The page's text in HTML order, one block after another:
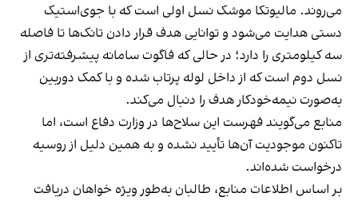
می‌روند. مالیوتکا موشک نسل اولی است که با جوی‌استیک
دستی هدایت می‌شود و توانایی هدف قرار دادن تانک‌ها تا فاصله
سه کیلومتری را دارد؛ در حالی که فاگوت سامانه پیشرفته‌تری از
نسل دوم است که از داخل لوله پرتاب شده و با کمک دوربین
به‌صورت نیمه‌خودکار هدف را دنبال می‌کند.
منابع می‌گویند فهرست این سلاح‌ها در وزارت دفاع است، اما
تاکنون موجودیت آن‌ها تأیید نشده و به همین دلیل از روسیه
درخواست شده‌اند.
بر اساس اطلاعات منابع، طالبان به‌طور ویژه خواهان دریافت